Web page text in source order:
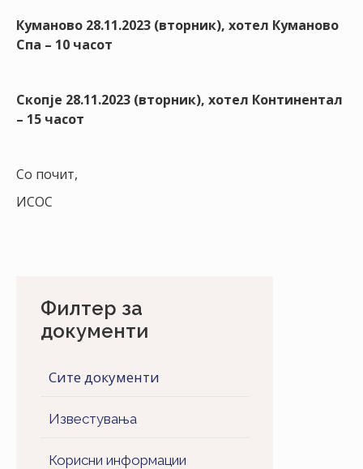
Филтер за
документи
Сите документи
Известувања
Корисни информации
Куманово 28.11.2023 (вторник), хотел Куманово
Спа – 10 часот
Скопје 28.11.2023 (вторник), хотел Континентал
– 15 часот
Со почит,
ИСОС